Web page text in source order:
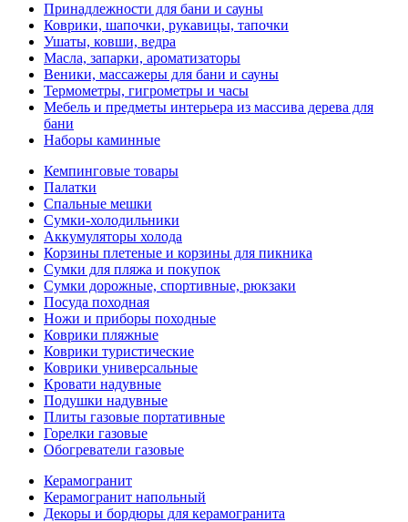
Принадлежности для бани и сауны
Коврики, шапочки, рукавицы, тапочки
Ушаты, ковши, ведра
Масла, запарки, ароматизаторы
Веники, массажеры для бани и сауны
Термометры, гигрометры и часы
Мебель и предметы интерьера из массива дерева для
бани
Наборы каминные
Кемпинговые товары
Палатки
Спальные мешки
Сумки-холодильники
Аккумуляторы холода
Корзины плетеные и корзины для пикника
Сумки для пляжа и покупок
Сумки дорожные, спортивные, рюкзаки
Посуда походная
Ножи и приборы походные
Коврики пляжные
Коврики туристические
Коврики универсальные
Кровати надувные
Подушки надувные
Плиты газовые портативные
Горелки газовые
Обогреватели газовые
Керамогранит
Керамогранит напольный
Декоры и бордюры для керамогранита